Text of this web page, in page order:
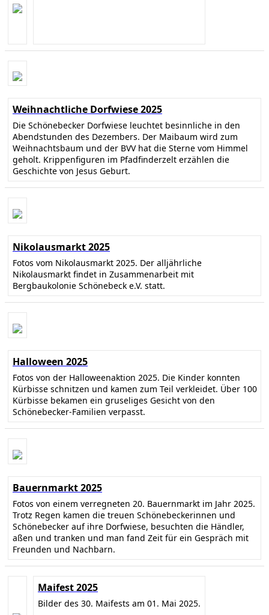
Weihnachtliche Dorfwiese 2025
Die Schönebecker Dorfwiese leuchtet besinnliche in den
Abendstunden des Dezembers. Der Maibaum wird zum
Weihnachtsbaum und der BVV hat die Sterne vom Himmel
geholt. Krippenfiguren im Pfadfinderzelt erzählen die
Geschichte von Jesus Geburt.
Nikolausmarkt 2025
Fotos vom Nikolausmarkt 2025. Der alljährliche
Nikolausmarkt findet in Zusammenarbeit mit
Bergbaukolonie Schönebeck e.V. statt.
Halloween 2025
Fotos von der Halloweenaktion 2025. Die Kinder konnten
Kürbisse schnitzen und kamen zum Teil verkleidet. Über 100
Kürbisse bekamen ein gruseliges Gesicht von den
Schönebecker-Familien verpasst.
Bauernmarkt 2025
Fotos von einem verregneten 20. Bauernmarkt im Jahr 2025.
Trotz Regen kamen die treuen Schönebeckerinnen und
Schönebecker auf ihre Dorfwiese, besuchten die Händler,
aßen und tranken und man fand Zeit für ein Gespräch mit
Freunden und Nachbarn.
Maifest 2025
Bilder des 30. Maifests am 01. Mai 2025.